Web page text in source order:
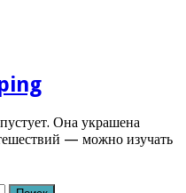
Она украшена
— можно изучать